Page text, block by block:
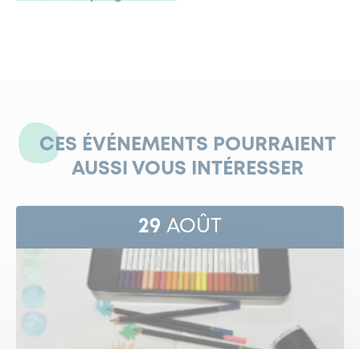
CES ÉVÉNEMENTS POURRAIENT
AUSSI VOUS INTÉRESSER
29 AOÛT